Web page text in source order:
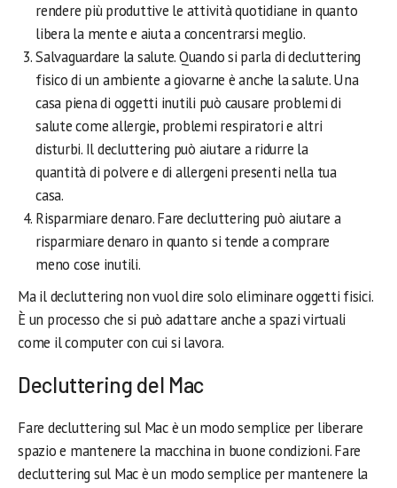
rendere più produttive le attività quotidiane in quanto
libera la mente e aiuta a concentrarsi meglio.
Salvaguardare la salute. Quando si parla di decluttering
fisico di un ambiente a giovarne è anche la salute. Una
casa piena di oggetti inutili può causare problemi di
salute come allergie, problemi respiratori e altri
disturbi. Il decluttering può aiutare a ridurre la
quantità di polvere e di allergeni presenti nella tua
casa.
Risparmiare denaro. Fare decluttering può aiutare a
risparmiare denaro in quanto si tende a comprare
meno cose inutili.
Ma il decluttering non vuol dire solo eliminare oggetti fisici.
È un processo che si può adattare anche a spazi virtuali
come il computer con cui si lavora.
Decluttering del Mac
Fare decluttering sul Mac è un modo semplice per liberare
spazio e mantenere la macchina in buone condizioni. Fare
decluttering sul Mac è un modo semplice per mantenere la